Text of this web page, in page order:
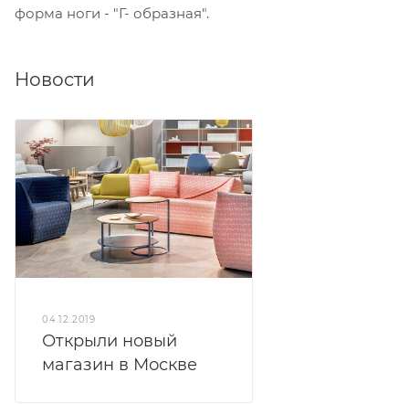
форма ноги - "Г- образная".
Новости
04.12.2019
Открыли новый
магазин в Москве